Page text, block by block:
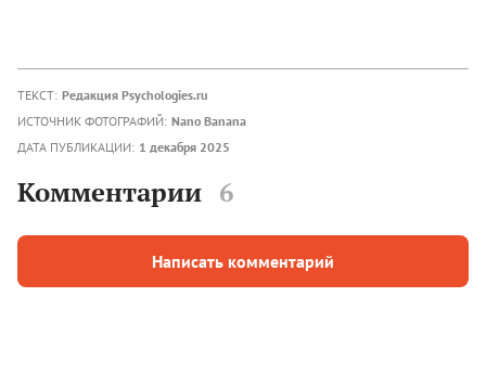
ТЕКСТ: Редакция Psychologies.ru
ИСТОЧНИК ФОТОГРАФИЙ: Nano Banana
ДАТА ПУБЛИКАЦИИ: 1 декабря 2025
Комментарии 6
Написать комментарий